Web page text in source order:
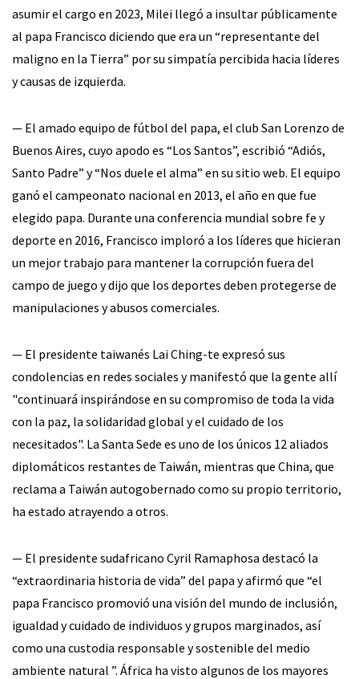
asumir el cargo en 2023, Milei llegó a insultar públicamente
al papa Francisco diciendo que era un “representante del
maligno en la Tierra” por su simpatía percibida hacia líderes
y causas de izquierda.
— El amado equipo de fútbol del papa, el club San Lorenzo de
Buenos Aires, cuyo apodo es “Los Santos”, escribió “Adiós,
Santo Padre” y “Nos duele el alma” en su sitio web. El equipo
ganó el campeonato nacional en 2013, el año en que fue
elegido papa. Durante una conferencia mundial sobre fe y
deporte en 2016, Francisco imploró a los líderes que hicieran
un mejor trabajo para mantener la corrupción fuera del
campo de juego y dijo que los deportes deben protegerse de
manipulaciones y abusos comerciales.
— El presidente taiwanés Lai Ching-te expresó sus
condolencias en redes sociales y manifestó que la gente allí
"continuará inspirándose en su compromiso de toda la vida
con la paz, la solidaridad global y el cuidado de los
necesitados". La Santa Sede es uno de los únicos 12 aliados
diplomáticos restantes de Taiwán, mientras que China, que
reclama a Taiwán autogobernado como su propio territorio,
ha estado atrayendo a otros.
— El presidente sudafricano Cyril Ramaphosa destacó la
“extraordinaria historia de vida” del papa y afirmó que “el
papa Francisco promovió una visión del mundo de inclusión,
igualdad y cuidado de individuos y grupos marginados, así
como una custodia responsable y sostenible del medio
ambiente natural ”. África ha visto algunos de los mayores